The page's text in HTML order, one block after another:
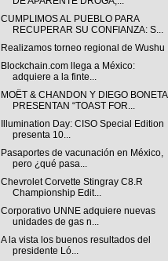
CUMPLIMOS AL PUEBLO PARA
RECUPERAR SU CONFIANZA: S...
Realizamos torneo regional de Wushu
Blockchain.com llega a México:
adquiere a la finte...
MOËT & CHANDON Y DIEGO BONETA
PRESENTAN “TOAST FOR...
Illumination Day: CISO Special Edition
presenta 10...
Pasaportes de vacunación en México,
pero ¿qué pasa...
Chevrolet Corvette Stingray C8.R
Championship Edit...
Corporativo UNNE adquiere nuevas
unidades de gas n...
A la vista los buenos resultados del
presidente Ló...